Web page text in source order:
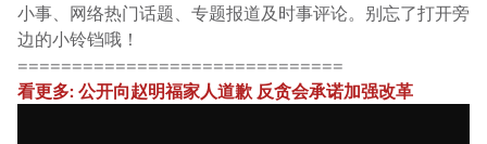
小事、网络热门话题、专题报道及时事评论。别忘了打开旁
边的小铃铛哦！
==============================
看更多: 公开向赵明福家人道歉 反贪会承诺加强改革